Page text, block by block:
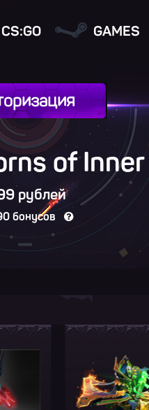
CS:GO GAMES
of Inner
рублей
бонусов